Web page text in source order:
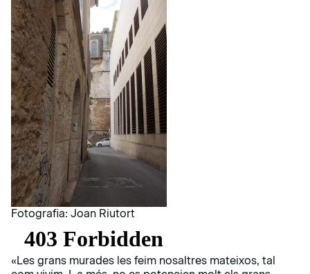
Fotografia: Joan Riutort
«Les grans murades les feim nosaltres mateixos, tal